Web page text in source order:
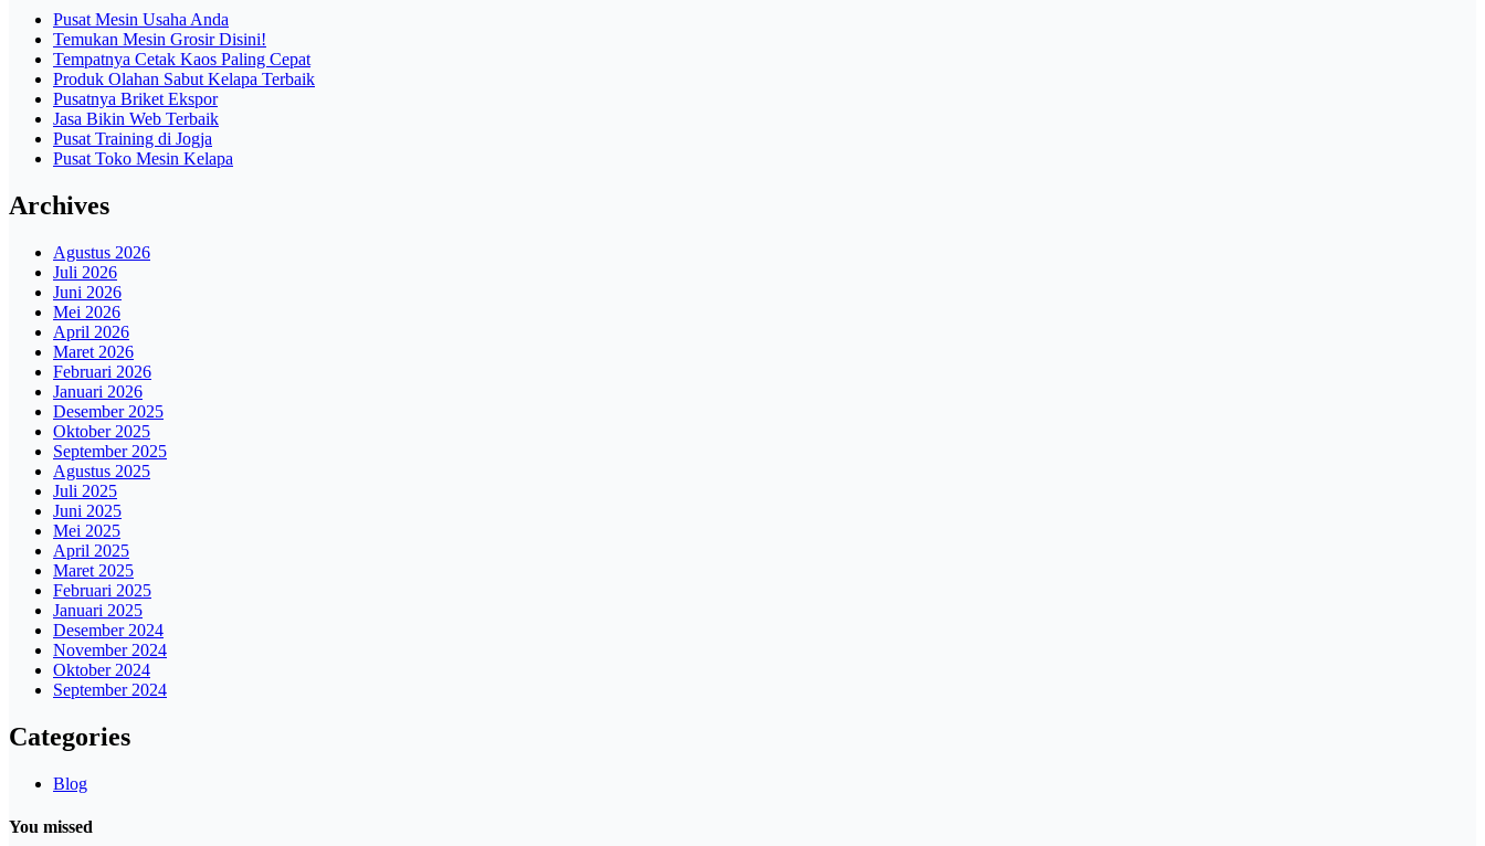
Pusat Mesin Usaha Anda
Temukan Mesin Grosir Disini!
Tempatnya Cetak Kaos Paling Cepat
Produk Olahan Sabut Kelapa Terbaik
Pusatnya Briket Ekspor
Jasa Bikin Web Terbaik
Pusat Training di Jogja
Pusat Toko Mesin Kelapa
Archives
Agustus 2026
Juli 2026
Juni 2026
Mei 2026
April 2026
Maret 2026
Februari 2026
Januari 2026
Desember 2025
Oktober 2025
September 2025
Agustus 2025
Juli 2025
Juni 2025
Mei 2025
April 2025
Maret 2025
Februari 2025
Januari 2025
Desember 2024
November 2024
Oktober 2024
September 2024
Categories
Blog
You missed